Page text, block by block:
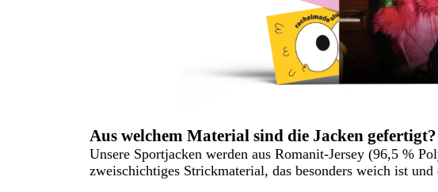
Aus welchem Material sind die Jacken gefertigt?
Unsere Sportjacken werden aus Romanit-Jersey (96,5 %
zweischichtiges Strickmaterial, das besonders weich ist